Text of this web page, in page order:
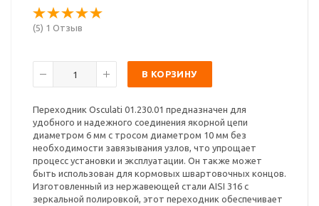
(5) 1 Отзыв
В КОРЗИНУ
Переходник Osculati 01.230.01 предназначен для
удобного и надежного соединения якорной цепи
диаметром 6 мм с тросом диаметром 10 мм без
необходимости завязывания узлов, что упрощает
процесс установки и эксплуатации. Он также может
быть использован для кормовых швартовочных концов.
Изготовленный из нержавеющей стали AISI 316 с
зеркальной полировкой, этот переходник обеспечивает